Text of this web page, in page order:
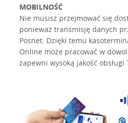
MOBILNOŚĆ
Nie musisz przejmować się
ponieważ transmisję danych
Posnet. Dzięki temu
Online może pracować w
zapewni wysoką jakość